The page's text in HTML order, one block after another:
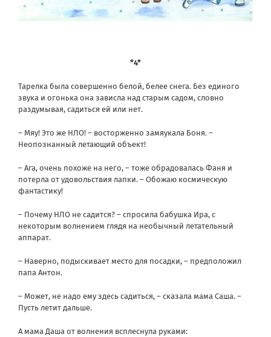
*4*
Тарелка была совершенно белой, белее снега. Без единого
звука и огонька она зависла над старым садом, словно
раздумывая, садиться ей или нет.
– Мяу! Это же НЛО! – восторженно замяукала Боня. –
Неопознанный летающий объект!
– Ага, очень похоже на него, – тоже обрадовалась Фаня и
потерла от удовольствия лапки. – Обожаю космическую
фантастику!
– Почему НЛО не садится? – спросила бабушка Ира, с
некоторым волнением глядя на необычный летательный
аппарат.
– Наверно, подыскивает место для посадки, – предположил
папа Антон.
– Может, не надо ему здесь садиться, – сказала мама Саша. –
Пусть летит дальше.
А мама Даша от волнения всплеснула руками: